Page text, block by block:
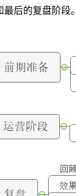
后的复盘阶段。